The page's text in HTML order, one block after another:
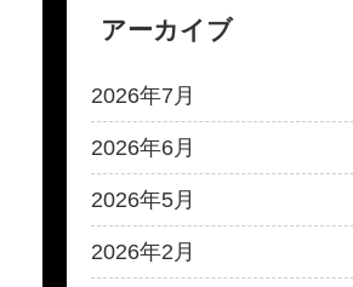
アーカイブ
2026年7月
2026年6月
2026年5月
2026年2月